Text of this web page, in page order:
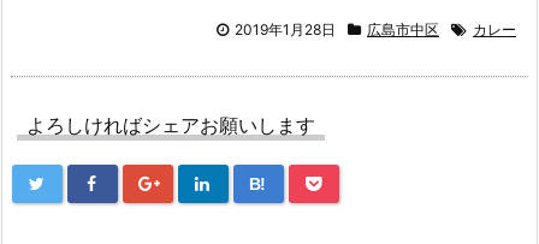
2019年1月28日 広島市中区 カレー
よろしければシェアお願いします
B!